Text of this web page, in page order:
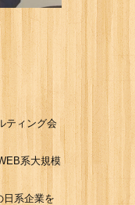
ティング会
系大規模
日系企業を